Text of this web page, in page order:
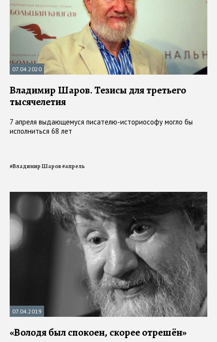
07.04.2020
Владимир Шаров. Тезисы для третьего
тысячелетия
7 апреля выдающемуся писателю-историософу могло бы
исполниться 68 лет
#Владимир Шаров#апрель
07.04.2019
«Володя был спокоен, скорее отрешён»